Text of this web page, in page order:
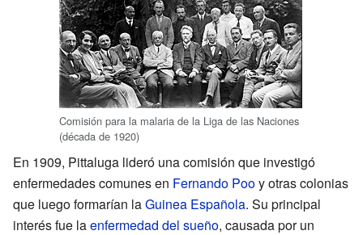
Comisión para la malaria de la Liga de las Naciones
(década de 1920)
En 1909, Pittaluga lideró una comisión que investigó
enfermedades comunes en Fernando Pooy otras colonias
que luego formarían laGuinea Española. Su principal
interés fue laenfermedad del sueño, causada por un